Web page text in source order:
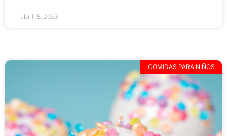
abril 15, 2023
COMIDAS PARA NIÑOS